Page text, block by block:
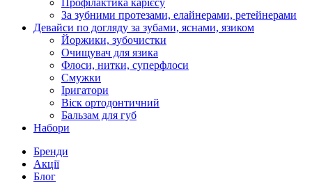
За зубними протезами, елайнерами, ретейнерами
Девайси по догляду за зубами, яснами, язиком
Йоржики, зубочистки
Очищувач для язика
Флоси, нитки, суперфлоси
Смужки
Іригатори
Віск ортодонтичний
Бальзам для губ
Набори
Бренди
Акції
Блог